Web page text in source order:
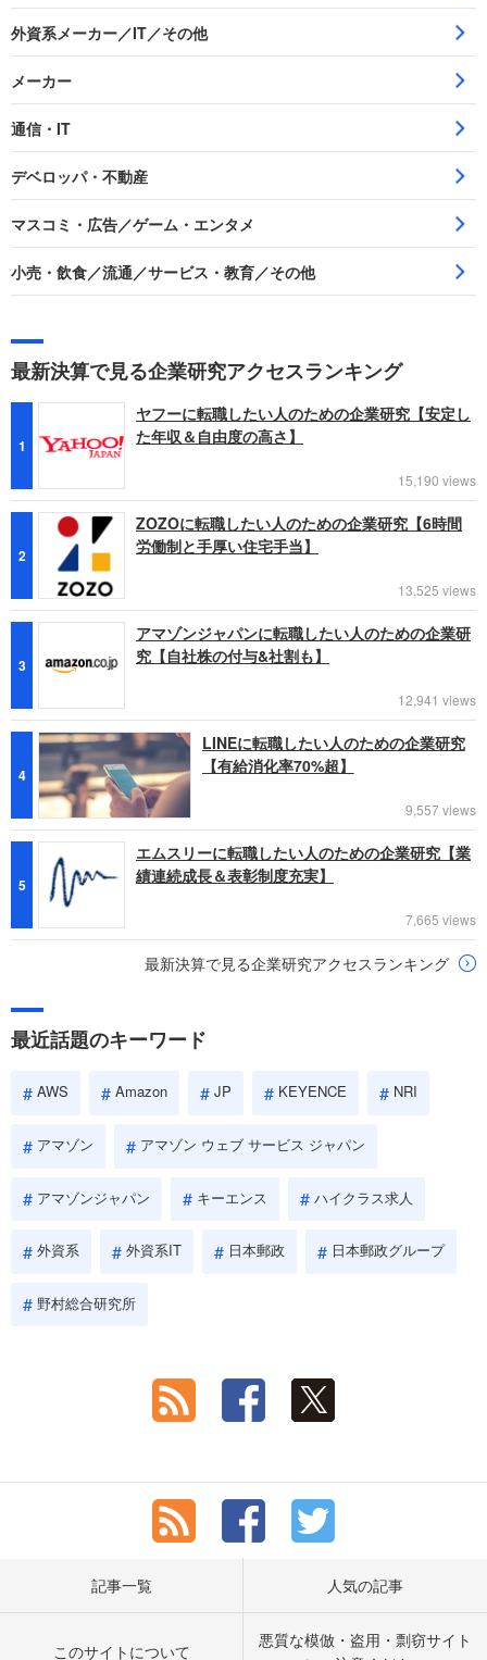
外資系メーカー／IT／その他
メーカー
通信・IT
デベロッパ・不動産
マスコミ・広告／ゲーム・エンタメ
小売・飲食／流通／サービス・教育／その他
最新決算で見る企業研究アクセスランキング
1
ヤフーに転職したい人のための企業研究【安定し
た年収＆自由度の高さ】
15,190 views
2
ZOZOに転職したい人のための企業研究【6時間
労働制と手厚い住宅手当】
13,525 views
3
アマゾンジャパンに転職したい人のための企業研
究【自社株の付与&社割も】
12,941 views
4
LINEに転職したい人のための企業研究
【有給消化率70%超】
9,557 views
5
エムスリーに転職したい人のための企業研究【業
績連続成長＆表彰制度充実】
7,665 views
最新決算で見る企業研究アクセスランキング
最近話題のキーワード
AWS Amazon JP KEYENCE NRI
アマゾン アマゾン ウェブ サービス ジャパン
アマゾンジャパン キーエンス ハイクラス求人
外資系 外資系IT 日本郵政 日本郵政グループ
野村総合研究所
記事一覧 人気の記事
このサイトについて
悪質な模倣・盗用・剽窃サイト